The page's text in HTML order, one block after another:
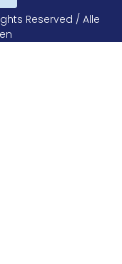
Reserved / Alle